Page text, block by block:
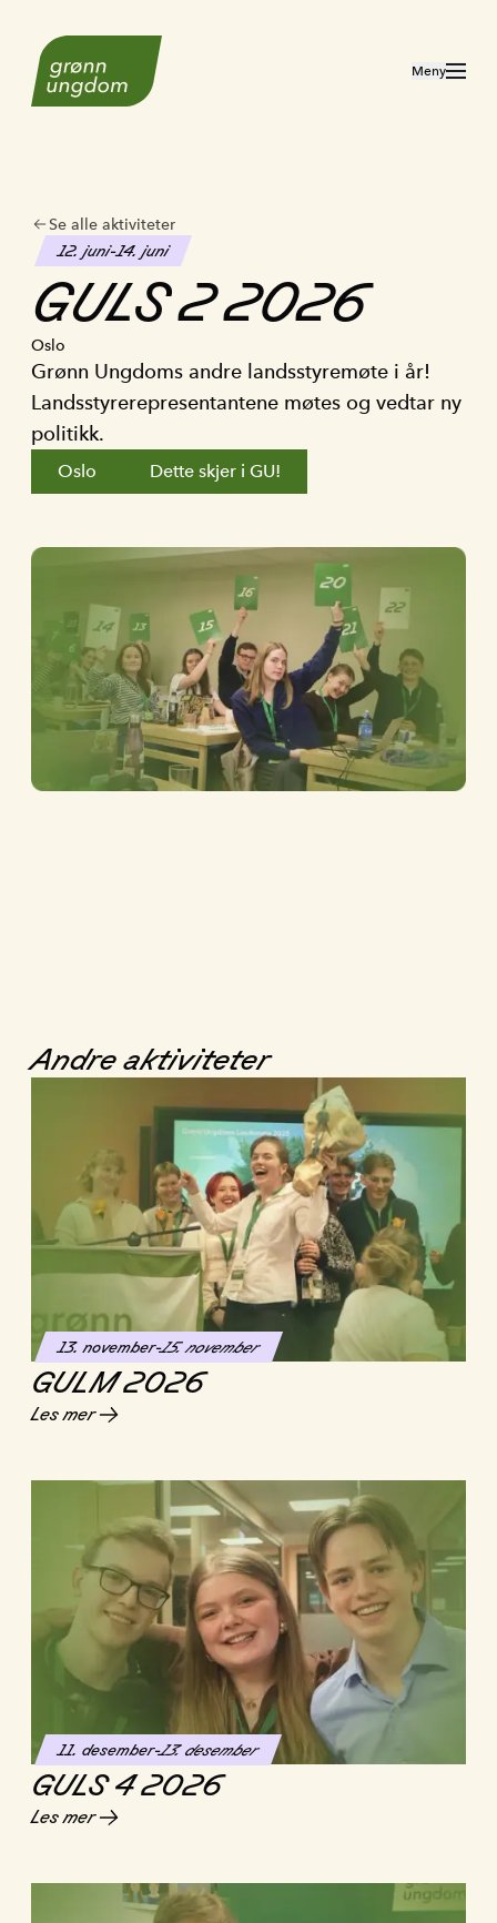
Til forsiden
Åpne meny
Meny
Se alle aktiviteter
12. juni-14. juni
GULS22026
Oslo
Grønn Ungdoms andre landsstyremøte i år!
Landsstyrerepresentantene møtes og vedtar ny
politikk.
Oslo Dette skjer i GU!
Andre aktiviteter
13. november-15. november
GULM 2026
Les mer
11. desember-13. desember
GULS 4 2026
Les mer